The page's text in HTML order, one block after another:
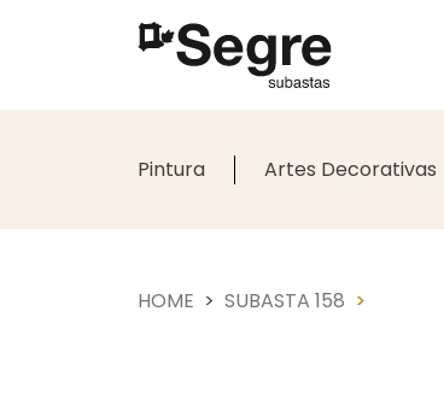
Pintura Artes Decorativas
HOME SUBASTA 158